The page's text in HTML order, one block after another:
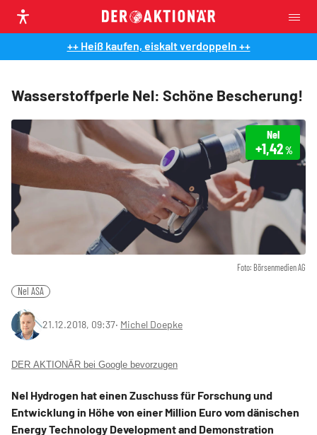
++ Heiß kaufen, eiskalt verdoppeln ++
Wasserstoffperle Nel: Schöne Bescherung!
Foto: Börsenmedien AG
Nel
+1,42%
Nel ASA
21.12.2018, 09:37‧ Michel Doepke
DER AKTIONÄR bei Google bevorzugen
Nel Hydrogen hat einen Zuschuss für Forschung und
Entwicklung in Höhe von einer Million Euro vom dänischen
Energy Technology Development and Demonstration